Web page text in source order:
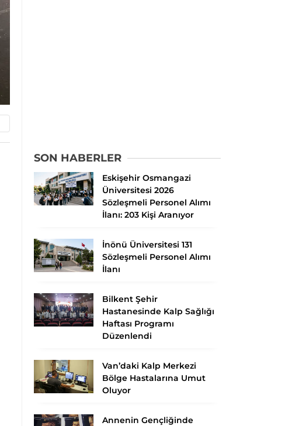
SON HABERLER
Eskişehir Osmangazi
Üniversitesi 2026
Sözleşmeli Personel Alımı
İlanı: 203 Kişi Aranıyor
İnönü Üniversitesi 131
Sözleşmeli Personel Alımı
İlanı
Bilkent Şehir
Hastanesinde Kalp Sağlığı
Haftası Programı
Düzenlendi
Van’daki Kalp Merkezi
Bölge Hastalarına Umut
Oluyor
Annenin Gençliğinde